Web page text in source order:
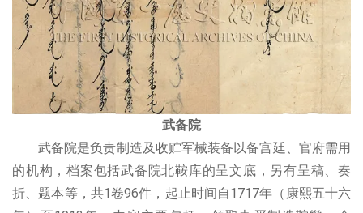
武备院
武备院是负责制造及收贮军械装备以备宫廷、官府需用
的机构，档案包括武备院北鞍库的呈文底，另有呈稿、奏
折、题本等，共1卷96件，起止时间自1717年（康熙五十六